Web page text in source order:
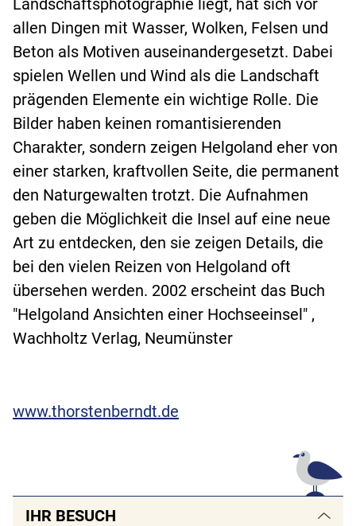
Landschaftsphotographie liegt, hat sich vor
allen Dingen mit Wasser, Wolken, Felsen und
Beton als Motiven auseinandergesetzt. Dabei
spielen Wellen und Wind als die Landschaft
prägenden Elemente ein wichtige Rolle. Die
Bilder haben keinen romantisierenden
Charakter, sondern zeigen Helgoland eher von
einer starken, kraftvollen Seite, die permanent
den Naturgewalten trotzt. Die Aufnahmen
geben die Möglichkeit die Insel auf eine neue
Art zu entdecken, den sie zeigen Details, die
bei den vielen Reizen von Helgoland oft
übersehen werden. 2002 erscheint das Buch
"Helgoland Ansichten einer Hochseeinsel" ,
Wachholtz Verlag, Neumünster
www.thorstenberndt.de
IHR BESUCH